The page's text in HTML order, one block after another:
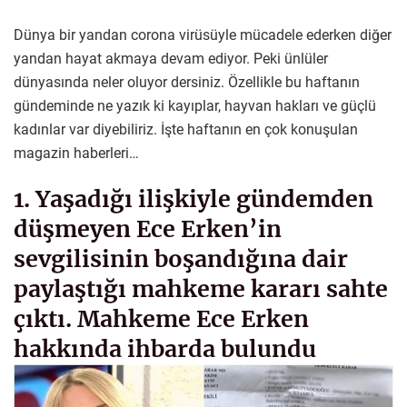
Dünya bir yandan corona virüsüyle mücadele ederken diğer
yandan hayat akmaya devam ediyor. Peki ünlüler
dünyasında neler oluyor dersiniz. Özellikle bu haftanın
gündeminde ne yazık ki kayıplar, hayvan hakları ve güçlü
kadınlar var diyebiliriz. İşte haftanın en çok konuşulan
magazin haberleri…
1. Yaşadığı ilişkiyle gündemden
düşmeyen Ece Erken’in
sevgilisinin boşandığına dair
paylaştığı mahkeme kararı sahte
çıktı. Mahkeme Ece Erken
hakkında ihbarda bulundu